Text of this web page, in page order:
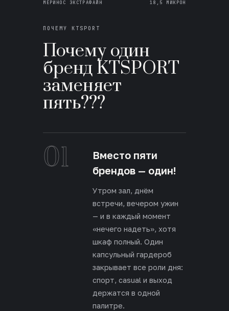
МЕРИНОС ЭКСТРАФАЙН 18,5 МИКРОН
ПОЧЕМУ KTSPORT
Почему один
бренд KTSPORT
заменяет
пять???
01
Вместо пяти
брендов — один!
Утром зал, днём
встречи, вечером ужин
— и в каждый момент
«нечего надеть», хотя
шкаф полный. Один
капсульный гардероб
закрывает все роли дня:
спорт, casual и выход
держатся в одной
палитре.